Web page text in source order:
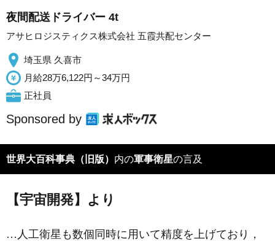
夜間配送ドライバー 4t
アサヒロジスティクス株式会社 五霞共配センター
埼玉県 久喜市
月給28万6,122円～34万円
正社員
Sponsored by
世界大百科事典（旧版） 内の軍事衛星の言及
【宇宙開発】より
…人工衛星も数個同時に用いて精度を上げており，